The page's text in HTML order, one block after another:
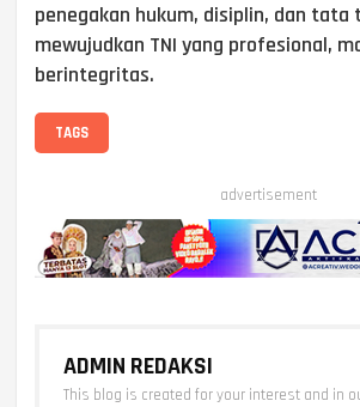
penegakan hukum, disiplin, dan tata
mewujudkan TNI yang profesional,
berintegritas.
TAGS
advertisement
ADMIN REDAKSI
This blog is created for your interest and in